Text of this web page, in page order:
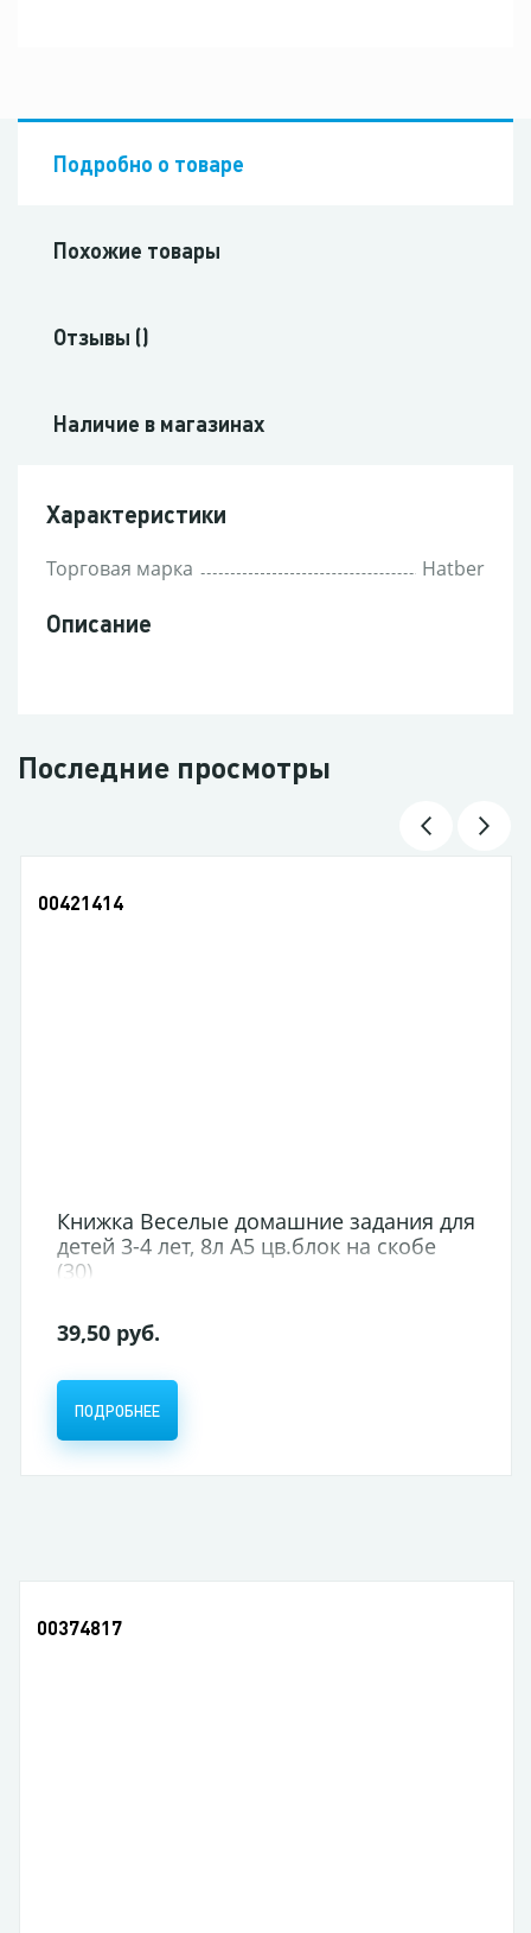
Подробно о товаре
Похожие товары
Отзывы ()
Наличие в магазинах
Характеристики
Торговая марка Hatber
Описание
Последние просмотры
00421414
Книжка Веселые домашние задания для
детей 3-4 лет, 8л А5 цв.блок на скобе
(30)
39,50 руб.
ПОДРОБНЕЕ
00374817